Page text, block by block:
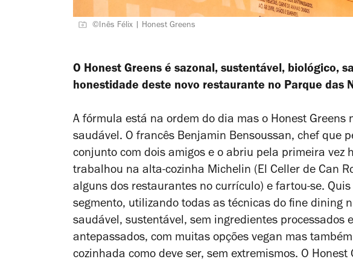
©Inês Félix | Honest Greens
O Honest Greens é sazonal, sustentável, biológico,
honestidade deste novo restaurante no Parque das
A fórmula está na ordem do dia mas o Honest Greens
saudável. O francês Benjamin Bensoussan, chef que
conjunto com dois amigos e o abriu pela primeira vez
trabalhou na alta-cozinha Michelin (El Celler de Can
alguns dos restaurantes no currículo) e fartou-se.
segmento, utilizando todas as técnicas do fine dining
saudável, sustentável, sem ingredientes processados
antepassados, com muitas opções vegan mas
cozinhada como deve ser, sem extremismos. O Honest